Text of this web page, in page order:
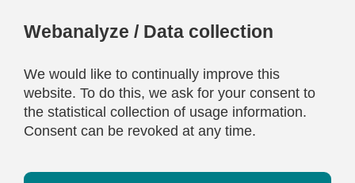
Webanalyze / Data collection
We would like to continually improve this
website. To do this, we ask for your consent to
the statistical collection of usage information.
Consent can be revoked at any time.